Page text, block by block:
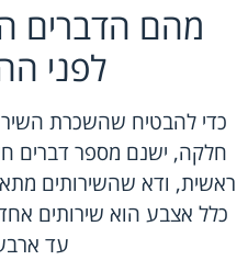
מהם הדברים
לפני
כדי להבטיח שהשכרת
חלקה, ישנם מספר דברים
ראשית, ודא שהשירותים
עד